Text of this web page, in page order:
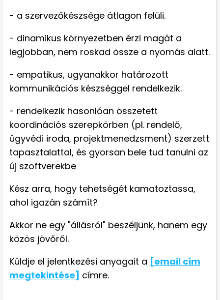
- a szervezőkészsége átlagon felüli.
- dinamikus környezetben érzi magát a
legjobban, nem roskad össze a nyomás alatt.
- empatikus, ugyanakkor határozott
kommunikációs készséggel rendelkezik.
- rendelkezik hasonlóan összetett
koordinációs szerepkörben (pl. rendelő,
ügyvédi iroda, projektmenedzsment) szerzett
tapasztalattal, és gyorsan bele tud tanulni az
új szoftverekbe
Kész arra, hogy tehetségét kamatoztassa,
ahol igazán számít?
Akkor ne egy "állásról" beszéljünk, hanem egy
közös jövőről.
Küldje el jelentkezési anyagait a [email cím
megtekintése] címre.